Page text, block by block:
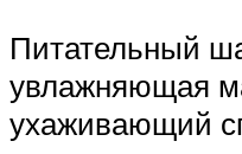
Питательный
увлажняющая
ухаживающий